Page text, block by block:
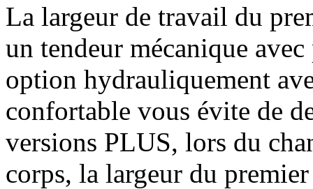
La largeur de travail du
un tendeur mécanique
option hydrauliquement
confortable vous évite de
versions PLUS, lors du
corps, la largeur du